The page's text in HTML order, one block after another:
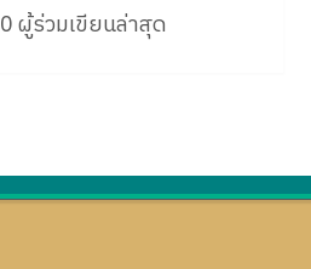
0 ผู้ร่วมเขียนล่าสุด